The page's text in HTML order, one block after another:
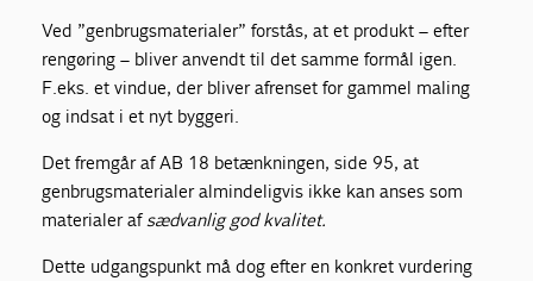
Ved ”genbrugsmaterialer” forstås, at et produkt – efter
rengøring – bliver anvendt til det samme formål igen.
F.eks. et vindue, der bliver afrenset for gammel maling
og indsat i et nyt byggeri.
Det fremgår af AB 18 betænkningen, side 95, at
genbrugsmaterialer almindeligvis ikke kan anses som
materialer af sædvanlig god kvalitet.
Dette udgangspunkt må dog efter en konkret vurdering